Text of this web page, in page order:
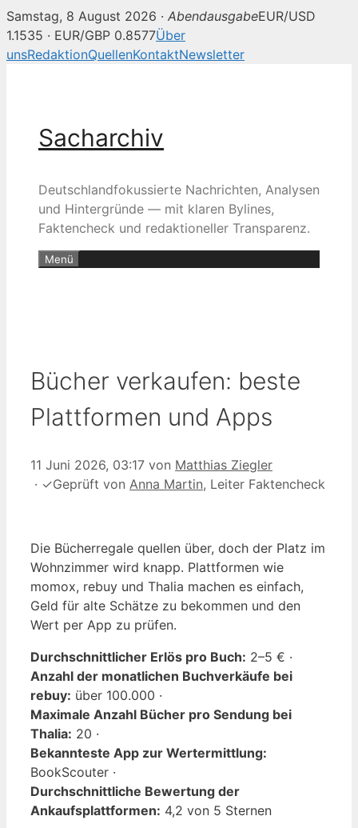
Samstag, 8 August 2026 · AbendausgabeEUR/USD
1.1535 · EUR/GBP 0.8577Über
unsRedaktionQuellenKontaktNewsletter
Sacharchiv
Deutschlandfokussierte Nachrichten, Analysen
und Hintergründe — mit klaren Bylines,
Faktencheck und redaktioneller Transparenz.
Menü
Bücher verkaufen: beste
Plattformen und Apps
11 Juni 2026, 03:17 von Matthias Ziegler
· ✓Geprüft von Anna Martin, Leiter Faktencheck
Die Bücherregale quellen über, doch der Platz im
Wohnzimmer wird knapp. Plattformen wie
momox, rebuy und Thalia machen es einfach,
Geld für alte Schätze zu bekommen und den
Wert per App zu prüfen.
Durchschnittlicher Erlös pro Buch: 2–5 € ·
Anzahl der monatlichen Buchverkäufe bei
rebuy: über 100.000 ·
Maximale Anzahl Bücher pro Sendung bei
Thalia: 20 ·
Bekannteste App zur Wertermittlung:
BookScouter ·
Durchschnittliche Bewertung der
Ankaufsplattformen: 4,2 von 5 Sternen